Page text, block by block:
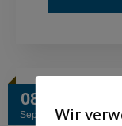
08
Sep. Wir